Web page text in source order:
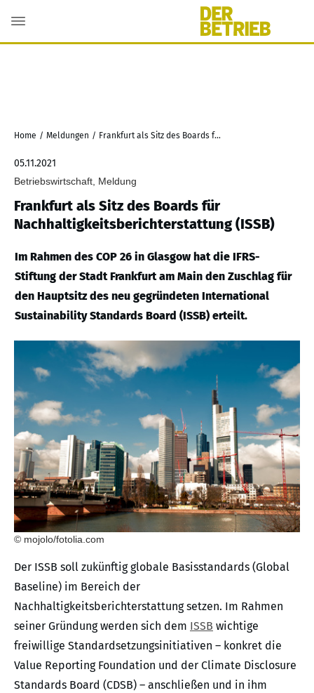
Home / Meldungen / Frankfurt als Sitz des Boards für Nachhaltigkeitsberichterstattung (ISSB)
05.11.2021
Betriebswirtschaft, Meldung
Frankfurt als Sitz des Boards für
Nachhaltigkeitsberichterstattung (ISSB)
Im Rahmen des COP 26 in Glasgow hat die IFRS-
Stiftung der Stadt Frankfurt am Main den Zuschlag für
den Hauptsitz des neu gegründeten International
Sustainability Standards Board (ISSB) erteilt.
© mojolo/fotolia.com
Der ISSB soll zukünftig globale Basisstandards (Global
Baseline) im Bereich der
Nachhaltigkeitsberichterstattung setzen. Im Rahmen
seiner Gründung werden sich dem ISSB wichtige
freiwillige Standardsetzungsinitiativen – konkret die
Value Reporting Foundation und der Climate Disclosure
Standards Board (CDSB) – anschließen und in ihm